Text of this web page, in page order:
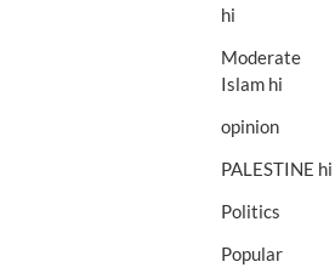
hi
Moderate
Islam hi
opinion
PALESTINE hi
Politics
Popular